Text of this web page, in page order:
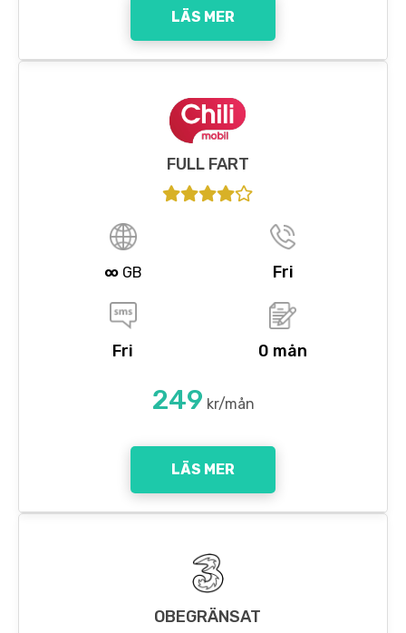
LÄS MER
FULL FART
∞ GB Fri
Fri 0 mån
249 kr/mån
LÄS MER
OBEGRÄNSAT